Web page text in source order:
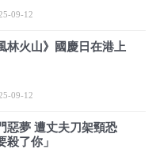
09-12
林火山》國慶日在港上
09-12
惡夢 遭丈夫刀架頸恐
殺了你」